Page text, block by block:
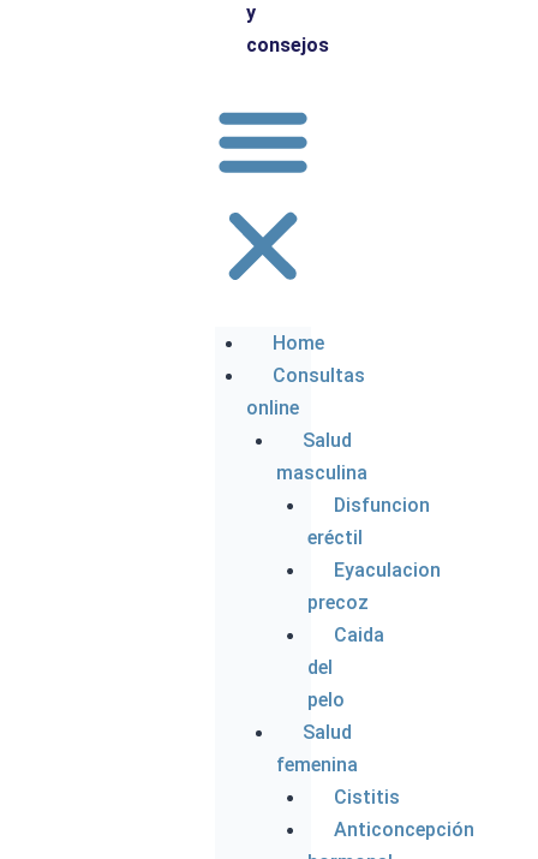
y
consejos
Home
Consultas
online
Salud
masculina
Disfuncion
eréctil
Eyaculacion
precoz
Caida
del
pelo
Salud
femenina
Cistitis
Anticoncepción